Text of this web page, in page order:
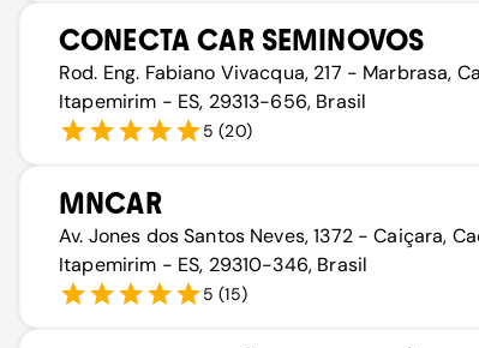
CONECTA CAR SEMINOVOS
Rod. Eng. Fabiano Vivacqua, 217 - Marbrasa,
Itapemirim - ES, 29313-656, Brasil
5 (20)
MNCAR
Av. Jones dos Santos Neves, 1372 - Caiçara,
Itapemirim - ES, 29310-346, Brasil
5 (15)